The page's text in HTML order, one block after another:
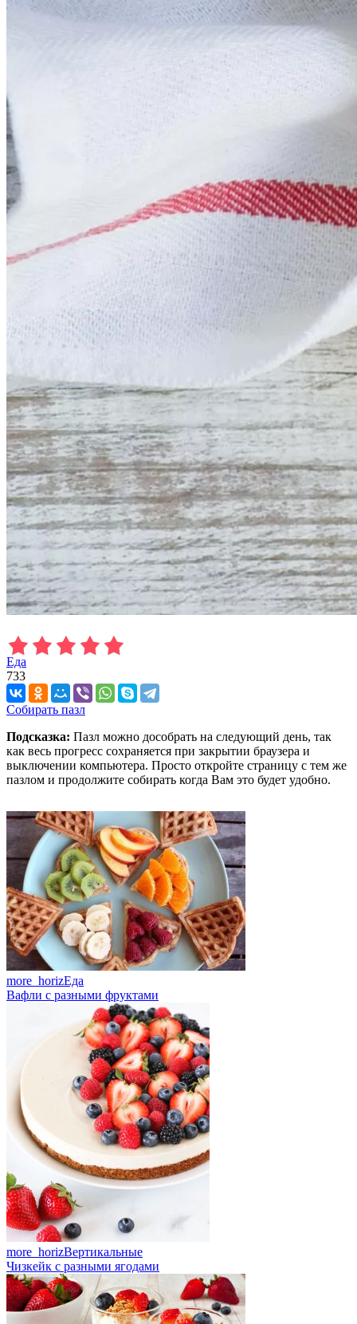
Еда
733
Собирать пазл
Подсказка: Пазл можно дособрать на следующий день, так
как весь прогресс сохраняется при закрытии браузера и
выключении компьютера. Просто откройте страницу с тем же
пазлом и продолжите собирать когда Вам это будет удобно.
more_horizЕда
Вафли с разными фруктами
more_horizВертикальные
Чизкейк с разными ягодами